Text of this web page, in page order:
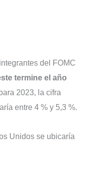
del FOMC
termine el año
2023, la cifra
entre 4 % y 5,3 %.
Unidos se ubicaría